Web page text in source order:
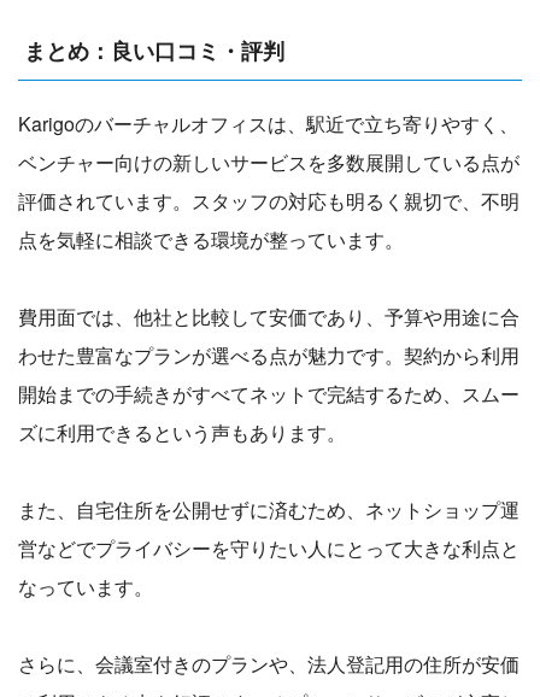
まとめ：良い口コミ・評判
Karigoのバーチャルオフィスは、駅近で立ち寄りやすく、
ベンチャー向けの新しいサービスを多数展開している点が
評価されています。スタッフの対応も明るく親切で、不明
点を気軽に相談できる環境が整っています。
費用面では、他社と比較して安価であり、予算や用途に合
わせた豊富なプランが選べる点が魅力です。契約から利用
開始までの手続きがすべてネットで完結するため、スムー
ズに利用できるという声もあります。
また、自宅住所を公開せずに済むため、ネットショップ運
営などでプライバシーを守りたい人にとって大きな利点と
なっています。
さらに、会議室付きのプランや、法人登記用の住所が安価